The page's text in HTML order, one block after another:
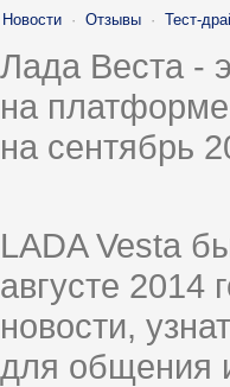
Новости · Отзывы · Тест-
Лада Веста -
на
на сентябрь
LADA Vesta
августе 2014
новости,
для общения